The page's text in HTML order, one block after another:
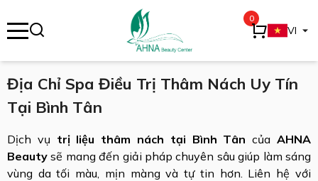
menu 0
VI
Địa Chỉ Spa Điều Trị Thâm Nách Uy Tín
Tại Bình Tân
Dịch vụ trị liệu thâm nách tại Bình Tân của AHNA
Beauty sẽ mang đến giải pháp chuyên sâu giúp làm sáng
vùng da tối màu, mịn màng và tự tin hơn. Liên hệ với